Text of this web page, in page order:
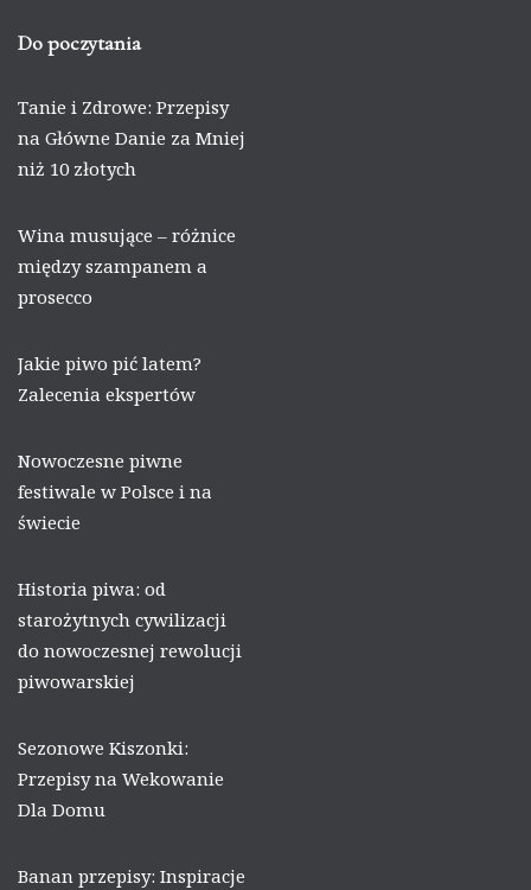
Do poczytania
Tanie i Zdrowe: Przepisy
na Główne Danie za Mniej
niż 10 złotych
Wina musujące – różnice
między szampanem a
prosecco
Jakie piwo pić latem?
Zalecenia ekspertów
Nowoczesne piwne
festiwale w Polsce i na
świecie
Historia piwa: od
starożytnych cywilizacji
do nowoczesnej rewolucji
piwowarskiej
Sezonowe Kiszonki:
Przepisy na Wekowanie
Dla Domu
Banan przepisy: Inspiracje